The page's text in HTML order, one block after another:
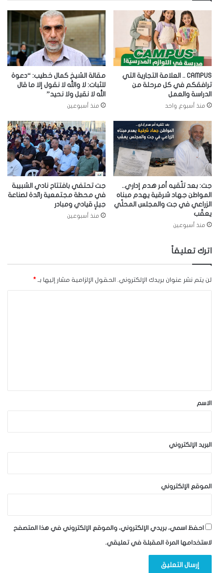
CAMPUS .. العلامة التجارية التي
ترافقكم في كل مرحلة من
الدراسة والعمل
منذ أسبوع واحد
مقالة الشيخ كمال خطيب: “دعوة
للثبات: لا والله لا نقول إلا ما قال
الله لا نقيل ولا نحيد”
منذ أسبوعين
جت: بعد تلّقيه أمر هدم إداري..
المواطن جهاد شرقية يهدم مبناه
الزراعي في جت والمجلس المحلّي
يعقّب
منذ أسبوعين
جت تحتفي بافتتاح نادي الشبيبة
في محطة مجتمعية رائدة لصناعة
جيلٍ قيادي ومبادر
منذ أسبوعين
اترك تعليقاً
لن يتم نشر عنوان بريدك الإلكتروني. الحقول الإلزامية مشار إليها بـ *
*الاسم
البريد الإلكتروني
الموقع الإلكتروني
احفظ اسمي، بريدي الإلكتروني، والموقع الإلكتروني في هذا المتصفح
لاستخدامها المرة المقبلة في تعليقي.